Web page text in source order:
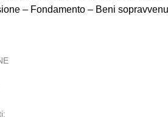
– Fondamento – Beni